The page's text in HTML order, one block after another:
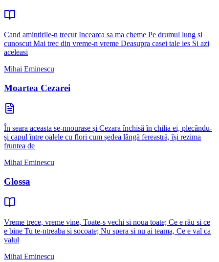
Cand amintirile-n trecut Incearca sa ma cheme Pe drumul lung si
cunoscut Mai trec din vreme-n vreme Deasupra casei tale ies Si azi
aceleasi
Mihai Eminescu
Moartea Cezarei
În seara aceasta se-nnourase și Cezara închisă în chilia ei, plecându-
și capul între oalele cu flori cum ședea lângă fereastră, își rezima
fruntea de
Mihai Eminescu
Glossa
Vreme trece, vreme vine, Toate-s vechi si noua toate; Ce e rău si ce
e bine Tu te-ntreaba si socoate; Nu spera si nu ai teama, Ce e val ca
valul
Mihai Eminescu